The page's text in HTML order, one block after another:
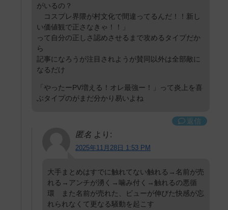
がいるの？
コスプレ界隈が村文化で間違ってるんだ！！新し
い価値観で正さなきゃ！！」
って自分の正しさ認めさせるまで攻めるタイプだか
ら
記事になろうが注目されようが賛同以外は全部敵に
なるだけ
「やったーPV増える！オレ最強ー！」って炎上を喜
ぶタイプのがまだ分かり易いよね
返信
匿名 より:
2025年11月28日 1:53 PM
大手まとめはすでに触れてない触れる→名前が売
れる→アンチが湧く→噛み付く→触れるの悪循
環 また名前が売れた、ビューが伸びた快感が忘
れられなくて更なる騒動を起こす